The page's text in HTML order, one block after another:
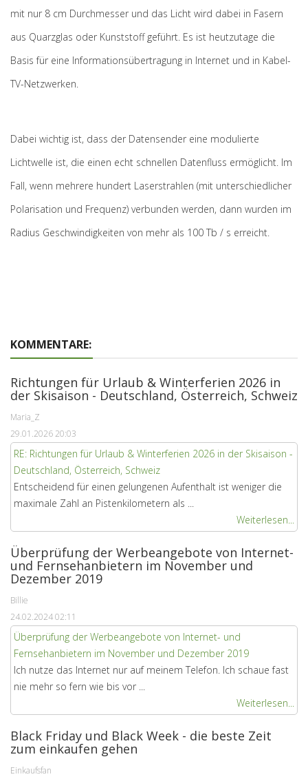
mit nur 8 cm Durchmesser und das Licht wird dabei in Fasern
aus Quarzglas oder Kunststoff geführt. Es ist heutzutage die
Basis für eine Informationsübertragung in Internet und in Kabel-
TV-Netzwerken.
Dabei wichtig ist, dass der Datensender eine modulierte
Lichtwelle ist, die einen echt schnellen Datenfluss ermöglicht. Im
Fall, wenn mehrere hundert Laserstrahlen (mit unterschiedlicher
Polarisation und Frequenz) verbunden werden, dann wurden im
Radius Geschwindigkeiten von mehr als 100 Tb / s erreicht.
KOMMENTARE:
Richtungen für Urlaub & Winterferien 2026 in
der Skisaison - Deutschland, Österreich, Schweiz
Maria_Z
29.01.2026 20:03
RE: Richtungen für Urlaub & Winterferien 2026 in der Skisaison -
Deutschland, Österreich, Schweiz
Entscheidend für einen gelungenen Aufenthalt ist weniger die
maximale Zahl an Pistenkilometern als ...
Weiterlesen...
Überprüfung der Werbeangebote von Internet-
und Fernsehanbietern im November und
Dezember 2019
Billie
24.02.2024 02:11
Überprüfung der Werbeangebote von Internet- und
Fernsehanbietern im November und Dezember 2019
Ich nutze das Internet nur auf meinem Telefon. Ich schaue fast
nie mehr so ​​fern wie bis vor ...
Weiterlesen...
Black Friday und Black Week - die beste Zeit
zum einkaufen gehen
Einkaufsfan